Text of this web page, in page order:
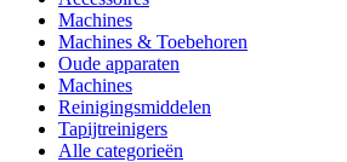
Machines
Machines & Toebehoren
Oude apparaten
Machines
Reinigingsmiddelen
Tapijtreinigers
Alle categorieën